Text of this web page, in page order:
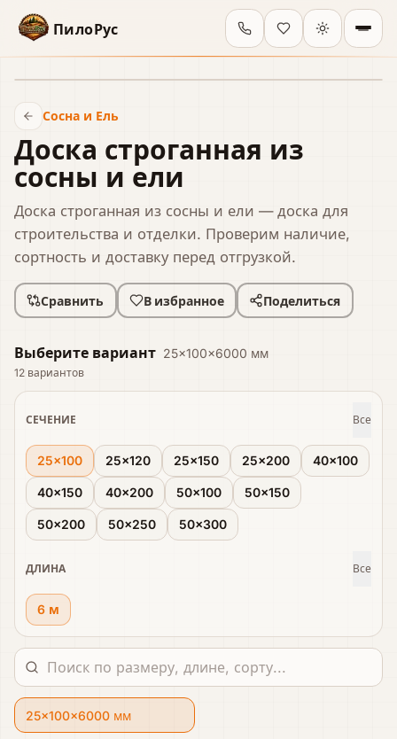
ПилоРус
Сосна и Ель
Доска строганная из
сосны и ели
Доска строганная из сосны и ели — доска для
строительства и отделки. Проверим наличие,
сортность и доставку перед отгрузкой.
Сравнить В избранное Поделиться
Выберите вариант 25×100×6000 мм
12 вариантов
СЕЧЕНИЕ Все
25×100 25×120 25×150 25×200 40×100
40×150 40×200 50×100 50×150
50×200 50×250 50×300
ДЛИНА Все
6 м
Найти вариант
25×100×6000 мм